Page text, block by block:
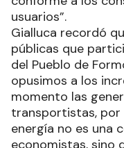
usuarios”.
Gialluca recordó
públicas que
del Pueblo de
opusimos a los
momento las
transportistas, por
energía no es una
economistas, sino